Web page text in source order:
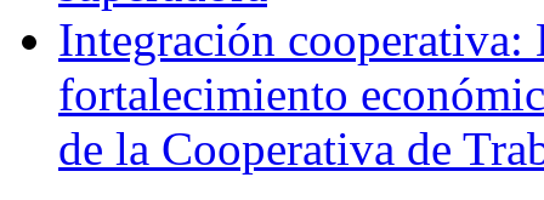
Integración cooperativa:
fortalecimiento
de la Cooperativa de